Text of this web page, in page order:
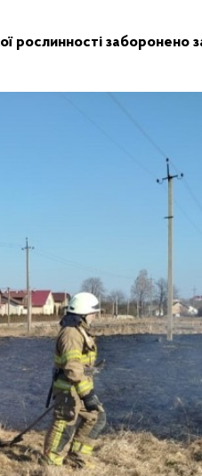
рослинності заборонено